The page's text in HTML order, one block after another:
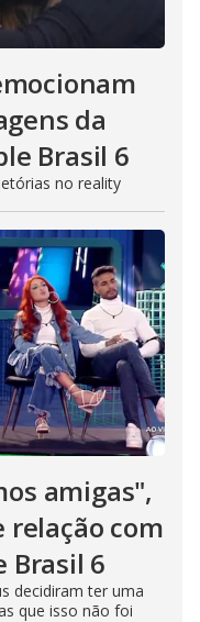
da
Brasil 6
no reality
amigas",
relação com
Brasil 6
decidiram ter uma
que isso não foi